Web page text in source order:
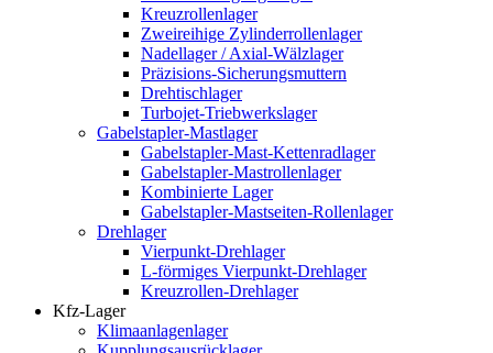
Kreuzrollenlager
Zweireihige Zylinderrollenlager
Nadellager / Axial-Wälzlager
Präzisions-Sicherungsmuttern
Drehtischlager
Turbojet-Triebwerkslager
Gabelstapler-Mastlager
Gabelstapler-Mast-Kettenradlager
Gabelstapler-Mastrollenlager
Kombinierte Lager
Gabelstapler-Mastseiten-Rollenlager
Drehlager
Vierpunkt-Drehlager
L-förmiges Vierpunkt-Drehlager
Kreuzrollen-Drehlager
Kfz-Lager
Klimaanlagenlager